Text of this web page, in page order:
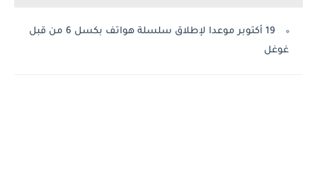
19 أكتوبر موعدا لإطلاق سلسلة هواتف بكسل 6 من قبل
غوغل